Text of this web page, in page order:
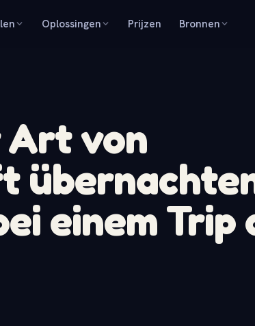
Oplossingen Prijzen Bronnen
Art von
einem Trip